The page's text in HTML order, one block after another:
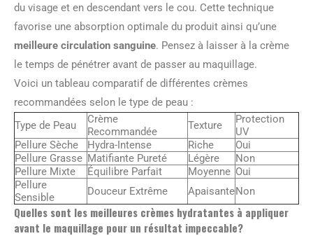
du visage et en descendant vers le cou. Cette technique
favorise une absorption optimale du produit ainsi qu’une
meilleure circulation sanguine. Pensez à laisser à la crème
le temps de pénétrer avant de passer au maquillage.
Voici un tableau comparatif de différentes crèmes
recommandées selon le type de peau :
Type de Peau
Crème
Recommandée
Texture
Protection
UV
Pellure Sèche
Hydra-Intense Riche
Oui
Pellure Grasse Matifiante Pureté Légère
Non
Pellure Mixte
Équilibre Parfait Moyenne Oui
Pellure
Sensible
Douceur Extrême ApaisanteNon
Quelles sont les meilleures crèmes hydratantes à appliquer
avant le maquillage pour un résultat impeccable?